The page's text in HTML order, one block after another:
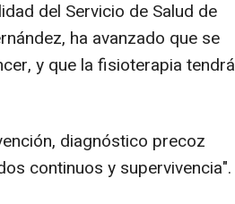
del Servicio de Salud de
ha avanzado que se
y que la fisioterapia tendrá
diagnóstico precoz
continuos y supervivencia".